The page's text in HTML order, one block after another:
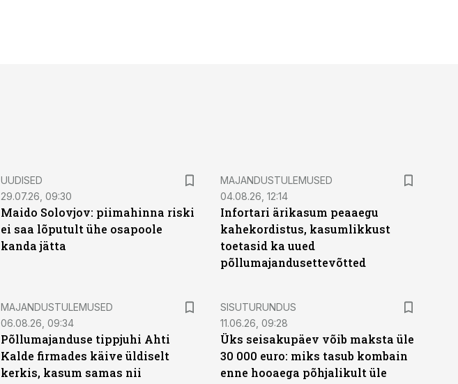
UUDISED
29.07.26, 09:30
Maido Solovjov: piimahinna riski
ei saa lõputult ühe osapoole
kanda jätta
MAJANDUSTULEMUSED
04.08.26, 12:14
Infortari ärikasum peaaegu
kahekordistus, kasumlikkust
toetasid ka uued
põllumajandusettevõtted
MAJANDUSTULEMUSED
06.08.26, 09:34
Põllumajanduse tippjuhi Ahti
Kalde firmades käive üldiselt
kerkis, kasum samas nii
ST
SISUTURUNDUS
11.06.26, 09:28
Üks seisakupäev võib maksta üle
30 000 euro: miks tasub kombain
enne hooaega põhjalikult üle